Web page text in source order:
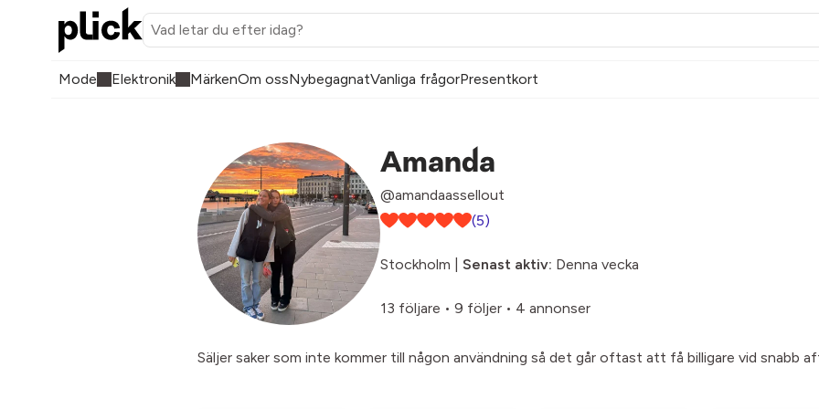
Mode Elektronik MärkenOm ossNybegagnatVanliga frågorPresentkort
Amanda
@amandaassellout
(5)
Stockholm | Senast aktiv: Denna vecka
13 följare • 9 följer • 4 annonser
Säljer saker som inte kommer till någon användning så det går oftast att få billigare vid snabb